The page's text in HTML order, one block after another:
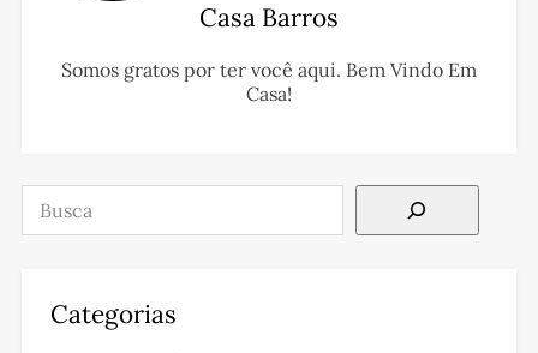
Casa Barros
Somos gratos por ter você aqui. Bem Vindo Em
Casa!
Pesquisar
Categorias